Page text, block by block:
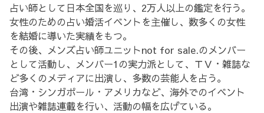
占い師として日本全国を巡り、2万人以上の鑑定を行う。
女性のための占い婚活イベントを主催し、数多くの女性
を結婚に導いた実績をもつ。
その後、メンズ占い師ユニットnot for sale.のメンバー
として活動し、メンバー1の実力派として、ＴＶ・雑誌な
ど多くのメディアに出演し、多数の芸能人を占う。
台湾・シンガポール・アメリカなど、海外でのイベント
出演や雑誌連載を行い、活動の幅を広げている。